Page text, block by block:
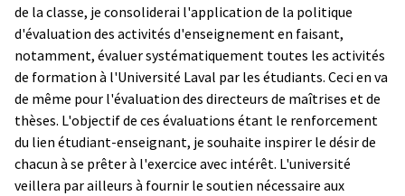
de la classe, je consoliderai l'application de la politique
d'évaluation des activités d'enseignement en faisant,
notamment, évaluer systématiquement toutes les activités
de formation à l'Université Laval par les étudiants. Ceci en va
de même pour l'évaluation des directeurs de maîtrises et de
thèses. L'objectif de ces évaluations étant le renforcement
du lien étudiant-enseignant, je souhaite inspirer le désir de
chacun à se prêter à l'exercice avec intérêt. L'université
veillera par ailleurs à fournir le soutien nécessaire aux